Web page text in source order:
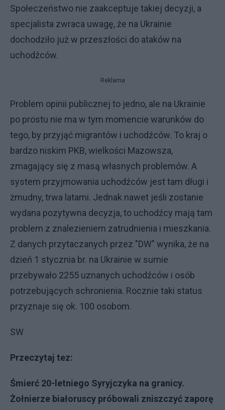
Społeczeństwo nie zaakceptuje takiej decyzji, a
specjalista zwraca uwagę, że na Ukrainie
dochodziło już w przeszłości do ataków na
uchodźców.
Reklama
Problem opinii publicznej to jedno, ale na Ukrainie
po prostu nie ma w tym momencie warunków do
tego, by przyjąć migrantów i uchodźców. To kraj o
bardzo niskim PKB, wielkości Mazowsza,
zmagający się z masą własnych problemów. A
system przyjmowania uchodźców jest tam długi i
żmudny, trwa latami. Jednak nawet jeśli zostanie
wydana pozytywna decyzja, to uchodźcy mają tam
problem z znalezieniem zatrudnienia i mieszkania.
Z danych przytaczanych przez "DW" wynika, że na
dzień 1 stycznia br. na Ukrainie w sumie
przebywało 2255 uznanych uchodźców i osób
potrzebujących schronienia. Rocznie taki status
przyznaje się ok. 100 osobom.
SW
Przeczytaj tez:
Śmierć 20-letniego Syryjczyka na granicy.
Żołnierze białoruscy próbowali zniszczyć zaporę